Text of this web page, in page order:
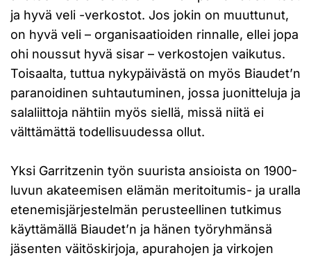
ja hyvä veli -verkostot. Jos jokin on muuttunut,
on hyvä veli – organisaatioiden rinnalle, ellei jopa
ohi noussut hyvä sisar – verkostojen vaikutus.
Toisaalta, tuttua nykypäivästä on myös Biaudet’n
paranoidinen suhtautuminen, jossa juonitteluja ja
salaliittoja nähtiin myös siellä, missä niitä ei
välttämättä todellisuudessa ollut.
Yksi Garritzenin työn suurista ansioista on 1900-
luvun akateemisen elämän meritoitumis- ja uralla
etenemisjärjestelmän perusteellinen tutkimus
käyttämällä Biaudet’n ja hänen työryhmänsä
jäsenten väitöskirjoja, apurahojen ja virkojen